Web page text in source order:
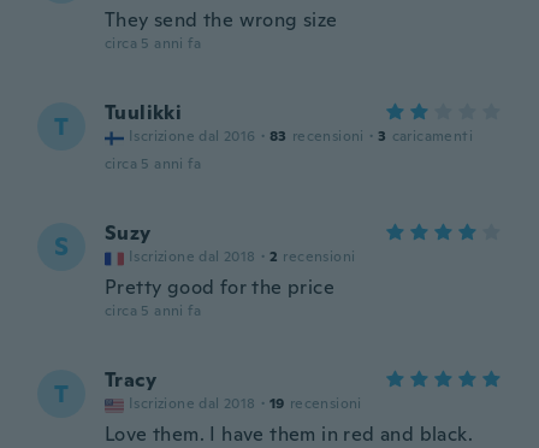
They send the wrong size
circa 5 anni fa
T Tuulikki
Iscrizione dal 2016 · 83 recensioni · 3 caricamenti
circa 5 anni fa
S Suzy
Iscrizione dal 2018 · 2 recensioni
Pretty good for the price
circa 5 anni fa
T Tracy
Iscrizione dal 2018 · 19 recensioni
Love them. I have them in red and black.